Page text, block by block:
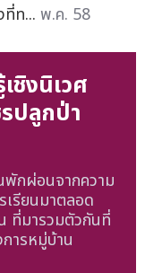
ที่ท... พ.ค. 58
ชิงนิเวศ
ปลูกป่า
กผ่อนจากความ
เรียนมาตลอด
ที่มารวมตัวกันที่
ารหมู่บ้าน